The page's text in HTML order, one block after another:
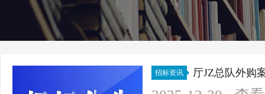
招标资讯 厅JZ总队外购